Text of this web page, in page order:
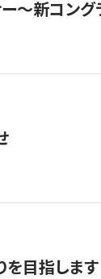
ー〜新コン
を目指します